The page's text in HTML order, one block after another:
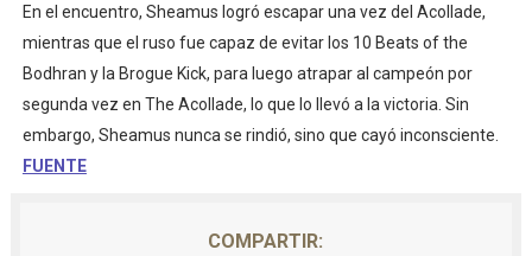
En el encuentro, Sheamus logró escapar una vez del Acollade,
mientras que el ruso fue capaz de evitar los 10 Beats of the
Bodhran y la Brogue Kick, para luego atrapar al campeón por
segunda vez en The Acollade, lo que lo llevó a la victoria. Sin
embargo, Sheamus nunca se rindió, sino que cayó inconsciente.
FUENTE
COMPARTIR: